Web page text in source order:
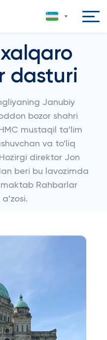
dasturi
Janubiy
bozor shahri
mustaqil ta'lim
va to'liq
direktor Jon
beri bu lavozimda
Rahbarlar